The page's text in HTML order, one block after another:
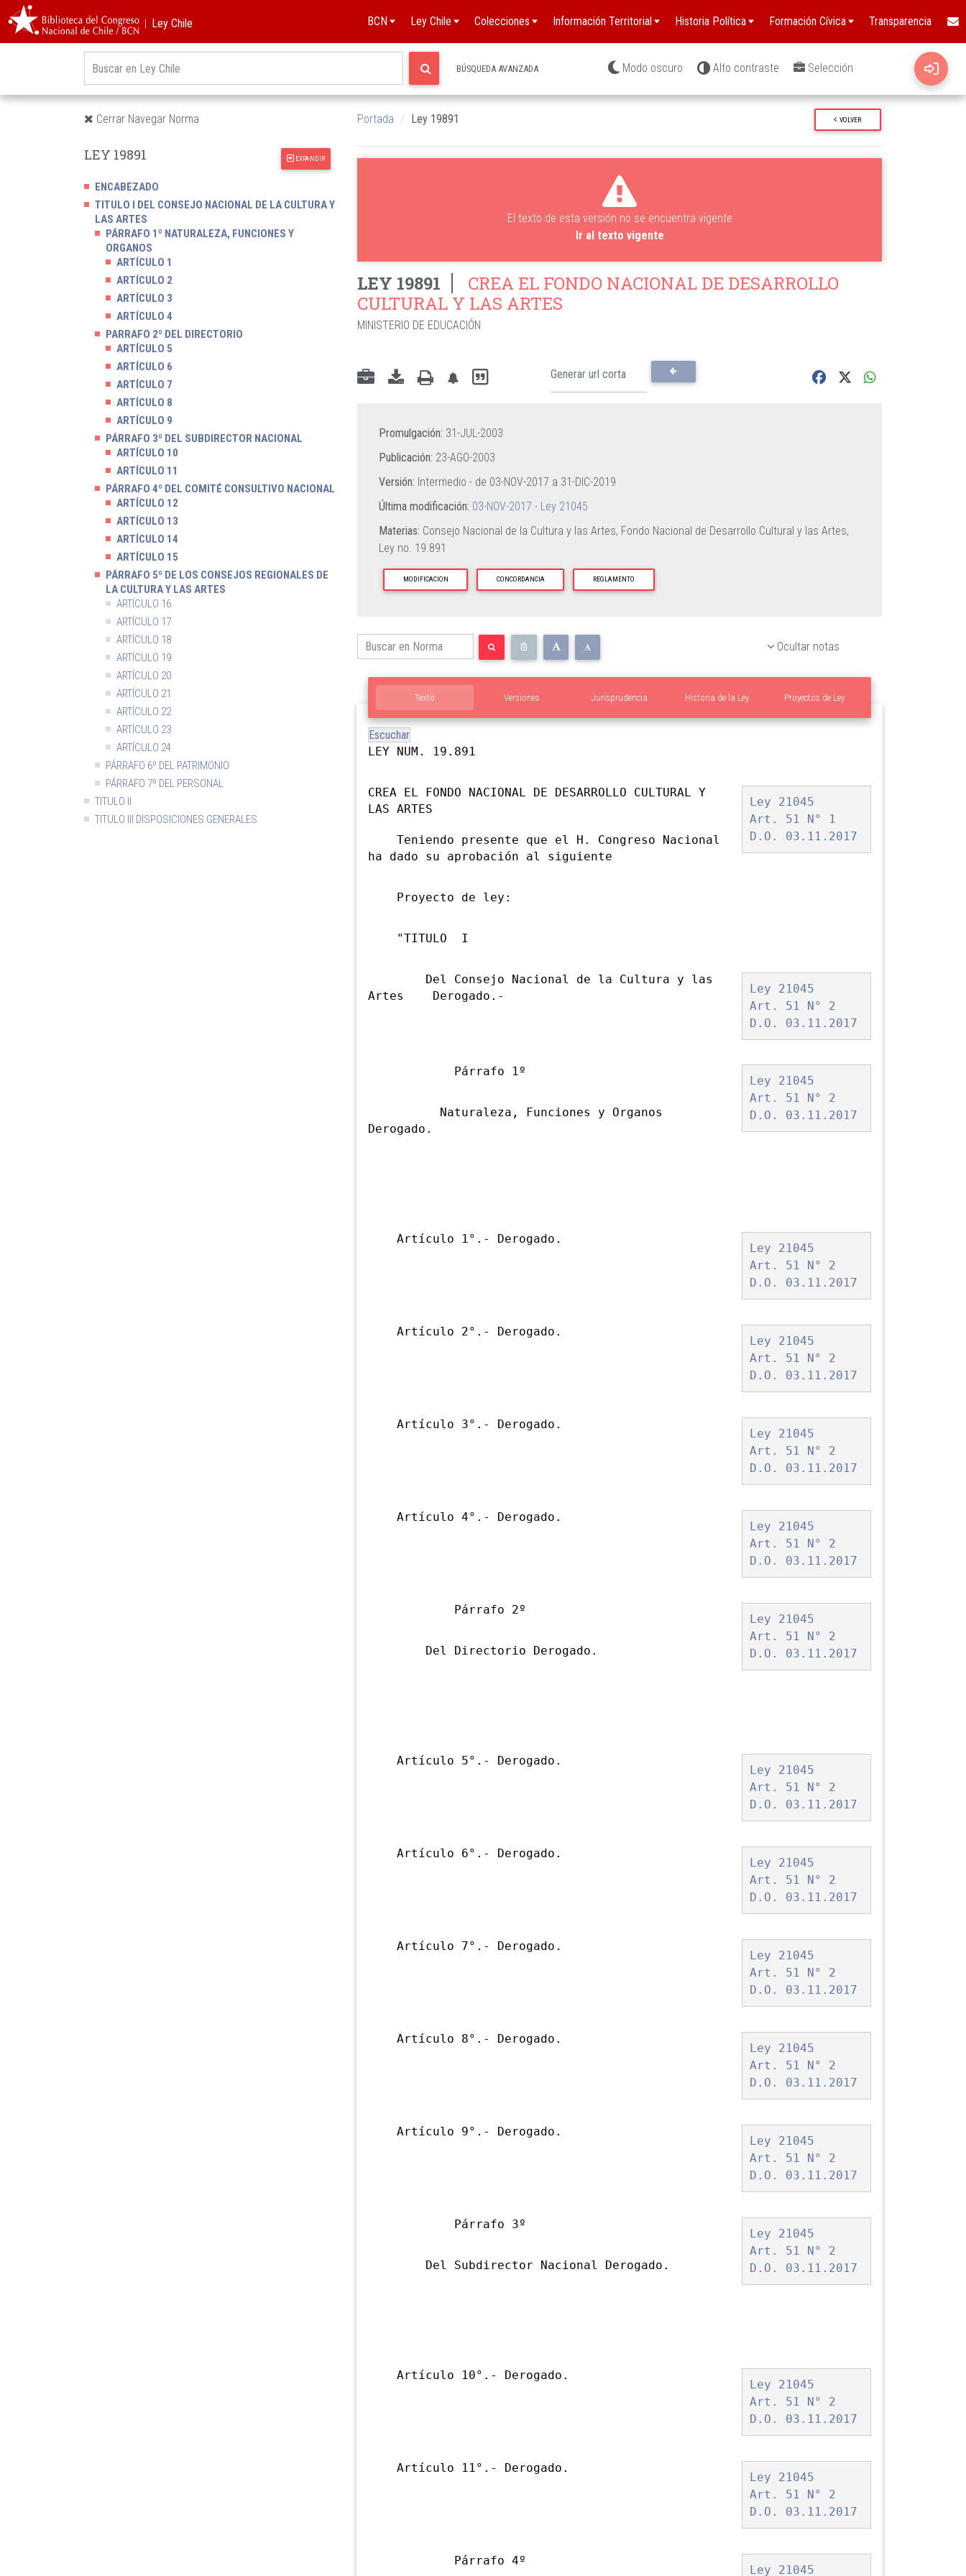
︱Ley Chile BCN Ley Chile Colecciones Información Territorial Historia Política Formación Cívica Transparencia
BÚSQUEDA AVANZADA Modo oscuro Alto contraste Selección
Cerrar Navegar Norma Portada Ley 19891 VOLVER
LEY 19891 EXPANDIR
ENCABEZADO
TITULO I DEL CONSEJO NACIONAL DE LA CULTURA Y
LAS ARTES
PÁRRAFO 1º NATURALEZA, FUNCIONES Y
ORGANOS
ARTÍCULO 1
ARTÍCULO 2
ARTÍCULO 3
ARTÍCULO 4
PARRAFO 2º DEL DIRECTORIO
ARTÍCULO 5
ARTÍCULO 6
ARTÍCULO 7
ARTÍCULO 8
ARTÍCULO 9
PÁRRAFO 3º DEL SUBDIRECTOR NACIONAL
ARTÍCULO 10
ARTÍCULO 11
PÁRRAFO 4º DEL COMITÉ CONSULTIVO NACIONAL
ARTÍCULO 12
ARTÍCULO 13
ARTÍCULO 14
ARTÍCULO 15
PÁRRAFO 5º DE LOS CONSEJOS REGIONALES DE
LA CULTURA Y LAS ARTES
ARTÍCULO 16
ARTÍCULO 17
ARTÍCULO 18
ARTÍCULO 19
ARTÍCULO 20
ARTÍCULO 21
ARTÍCULO 22
ARTÍCULO 23
ARTÍCULO 24
PÁRRAFO 6º DEL PATRIMONIO
PÁRRAFO 7º DEL PERSONAL
TITULO II
TITULO III DISPOSICIONES GENERALES
El texto de esta versión no se encuentra vigente
Ir al texto vigente
LEY 19891
CREA EL FONDO NACIONAL DE DESARROLLO
CULTURAL Y LAS ARTES
MINISTERIO DE EDUCACIÓN
Promulgación: 31-JUL-2003
Publicación: 23-AGO-2003
Versión: Intermedio - de 03-NOV-2017 a 31-DIC-2019
Última modificación: 03-NOV-2017 - Ley 21045
Materias: Consejo Nacional de la Cultura y las Artes, Fondo Nacional de Desarrollo Cultural y las Artes,
Ley no. 19.891
MODIFICACION CONCORDANCIA REGLAMENTO
Ocultar notas
Texto Versiones Jurisprudencia Proyectos de Ley
Historia de la Ley
Escuchar
LEY NUM. 19.891
CREA
Ley 21045
Art. 51 N° 1
D.O. 03.11.2017
EL FONDO NACIONAL DE DESARROLLO CULTURAL Y
LAS ARTES
Teniendo presente que el H. Congreso Nacional
ha dado su aprobación al siguiente
Proyecto de ley:
"TITULO I
Del Con
Ley 21045
Art. 51 N° 2
D.O. 03.11.2017
sejo Nacional de la Cultura y las
Artes Derogado.-
Ley 21045
Art. 51 N° 2
D.O. 03.11.2017
Párrafo 1º
Naturaleza, Funciones y Organos
Derogado.
Ley 21045
Art. 51 N° 2
D.O. 03.11.2017
Artículo 1°.- Derogado.
Ley 21045
Art. 51 N° 2
D.O. 03.11.2017
Artículo 2°.- Derogado.
Ley 21045
Art. 51 N° 2
D.O. 03.11.2017
Artículo 3°.- Derogado.
Ley 21045
Art. 51 N° 2
D.O. 03.11.2017
Artículo 4°.- Derogado.
Ley 21045
Art. 51 N° 2
D.O. 03.11.2017
Párrafo 2º
Del Directorio Derogado.
Ley 21045
Art. 51 N° 2
D.O. 03.11.2017
Artículo 5°.- Derogado.
Ley 21045
Art. 51 N° 2
D.O. 03.11.2017
Artículo 6°.- Derogado.
Ley 21045
Art. 51 N° 2
D.O. 03.11.2017
Artículo 7°.- Derogado.
Ley 21045
Art. 51 N° 2
D.O. 03.11.2017
Artículo 8°.- Derogado.
Ley 21045
Art. 51 N° 2
D.O. 03.11.2017
Artículo 9°.- Derogado.
Ley 21045
Art. 51 N° 2
D.O. 03.11.2017
Párrafo 3º
Del Subdirector Nacional Derogado.
Ley 21045
Art. 51 N° 2
D.O. 03.11.2017
Artículo 10°.- Derogado.
Ley 21045
Art. 51 N° 2
D.O. 03.11.2017
Artículo 11°.- Derogado.
Ley 21045
Párrafo 4º